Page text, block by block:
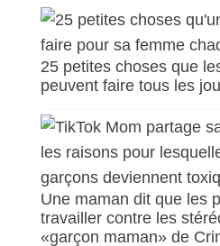
25 petites choses que
peuvent faire tous les
Une maman dit que les
travailler contre les
«garçon maman» de